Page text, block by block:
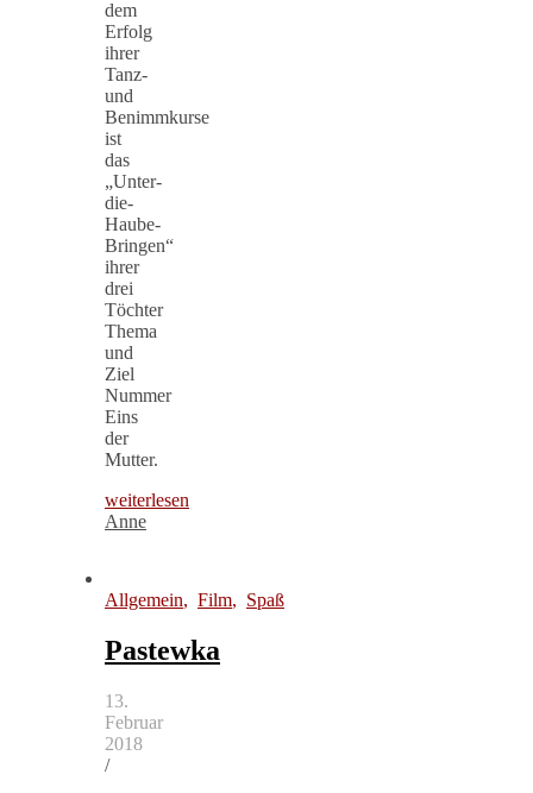
dem
Erfolg
ihrer
Tanz-
und
Benimmkurse
ist
das
„Unter-
die-
Haube-
Bringen“
ihrer
drei
Töchter
Thema
und
Ziel
Nummer
Eins
der
Mutter.
weiterlesen
Anne
Allgemein, Film, Spaß
Pastewka
13.
Februar
2018
/